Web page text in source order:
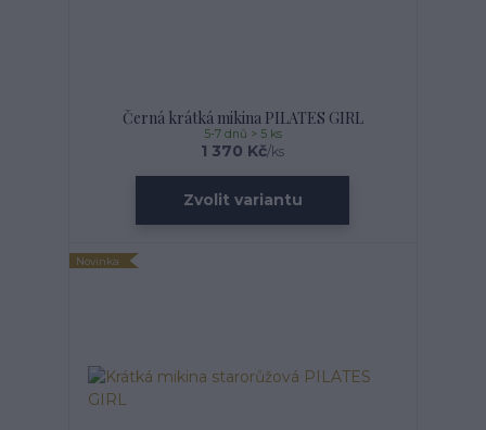
Černá krátká mikina PILATES GIRL
1 370 Kč/ks
5-7 dnů > 5 ks
Zvolit variantu
Novinka